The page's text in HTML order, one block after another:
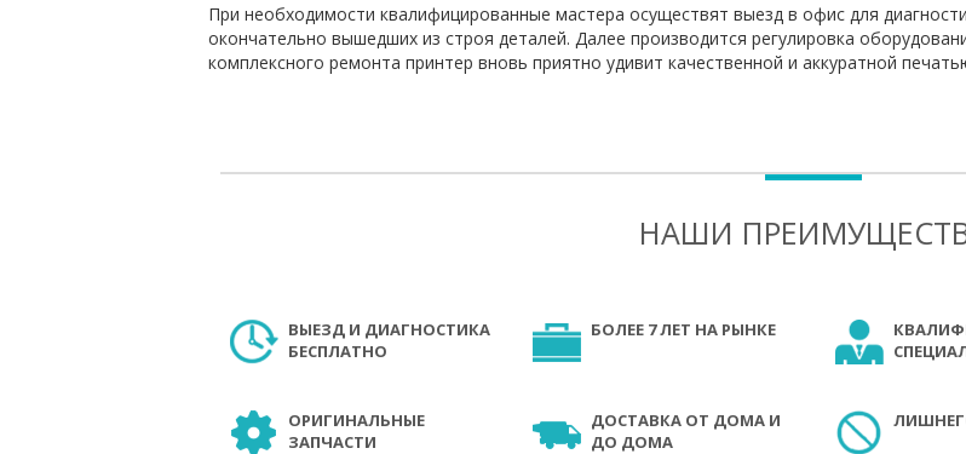
При необходимости квалифицированные мастера осуществят выезд в офис для
окончательно вышедших из строя деталей. Далее производится регулировка
комплексного ремонта принтер вновь приятно удивит качественной и аккуратной
НАШИ
ВЫЕЗД И ДИАГНОСТИКА
БЕСПЛАТНО
БОЛЕЕ 7 ЛЕТ НА РЫНКЕ
ОРИГИНАЛЬНЫЕ
ЗАПЧАСТИ
ДОСТАВКА ОТ ДОМА И
ДО ДОМА